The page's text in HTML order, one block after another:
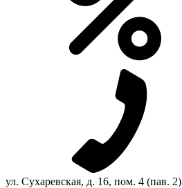
ул. Сухаревская, д. 16, пом. 4 (пав. 2)